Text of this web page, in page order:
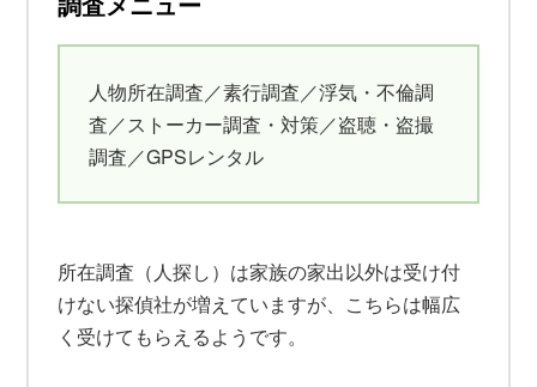
人物所在調査／素行調査／浮気・不倫調
査／ストーカー調査・対策／盗聴・盗撮
調査／GPSレンタル
所在調査（人探し）は家族の家出以外は受け付
けない探偵社が増えていますが、こちらは幅広
く受けてもらえるようです。